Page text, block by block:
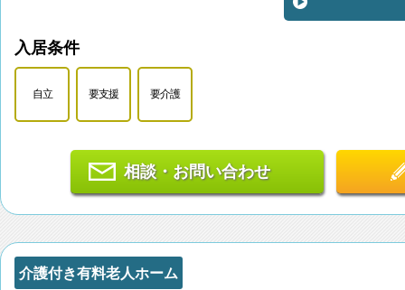
入居条件
自立 要支援 要介護
相談・お問い合わせ
介護付き有料老人ホーム